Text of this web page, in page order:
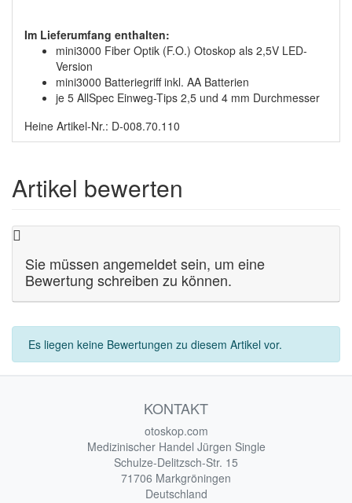
Im Lieferumfang enthalten:
mini3000 Fiber Optik (F.O.) Otoskop als 2,5V LED-
Version
mini3000 Batteriegriff inkl. AA Batterien
je 5 AllSpec Einweg-Tips 2,5 und 4 mm Durchmesser
Heine Artikel-Nr.: D-008.70.110
Artikel bewerten
Sie müssen angemeldet sein, um eine
Bewertung schreiben zu können.
Es liegen keine Bewertungen zu diesem Artikel vor.
KONTAKT
otoskop.com
Medizinischer Handel Jürgen Single
Schulze-Delitzsch-Str. 15
71706 Markgröningen
Deutschland